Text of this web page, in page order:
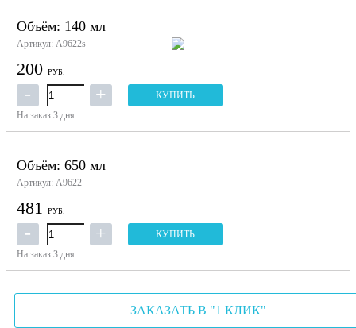
Объём: 140 мл
Артикул: A9622s
200 РУБ.
КУПИТЬ
На заказ 3 дня
Объём: 650 мл
Артикул: A9622
481 РУБ.
КУПИТЬ
На заказ 3 дня
ЗАКАЗАТЬ В "1 КЛИК"